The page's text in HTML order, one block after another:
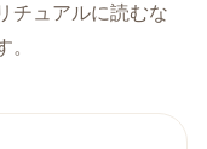
チュアルに読むな
。